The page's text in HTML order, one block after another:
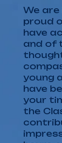
We are
proud
have
and of
young
have
your
the